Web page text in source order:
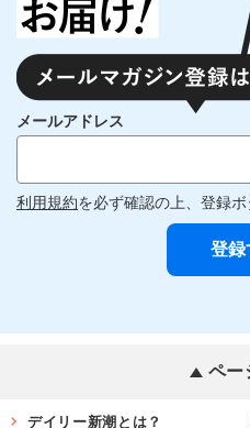
メールアドレス
利用規約を必ず確認の上、登録ボ
ペー
デイリー新潮とは？